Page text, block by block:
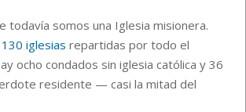
todavía somos una Iglesia misionera.
130 iglesias repartidas por todo el
ocho condados sin iglesia católica y 36
residente — casi la mitad del